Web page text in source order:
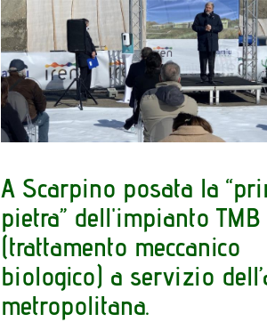
A Scarpino posata la
pietra” dell'impianto TMB
(trattamento meccanico
biologico) a servizio
metropolitana.